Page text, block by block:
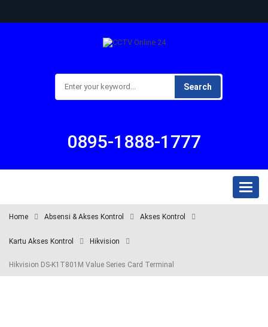
Search
0895-1888-1777
Home Absensi & Akses Kontrol Akses Kontrol
Kartu Akses Kontrol Hikvision
Hikvision DS-K1T801M Value Series Card Terminal